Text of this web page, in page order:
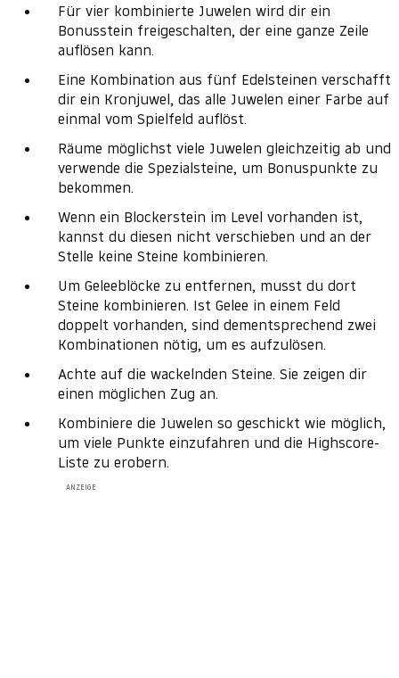
Für vier kombinierte Juwelen wird dir ein
Bonusstein freigeschalten, der eine ganze Zeile
auflösen kann.
Eine Kombination aus fünf Edelsteinen verschafft
dir ein Kronjuwel, das alle Juwelen einer Farbe auf
einmal vom Spielfeld auflöst.
Räume möglichst viele Juwelen gleichzeitig ab und
verwende die Spezialsteine, um Bonuspunkte zu
bekommen.
Wenn ein Blockerstein im Level vorhanden ist,
kannst du diesen nicht verschieben und an der
Stelle keine Steine kombinieren.
Um Geleeblöcke zu entfernen, musst du dort
Steine kombinieren. Ist Gelee in einem Feld
doppelt vorhanden, sind dementsprechend zwei
Kombinationen nötig, um es aufzulösen.
Achte auf die wackelnden Steine. Sie zeigen dir
einen möglichen Zug an.
Kombiniere die Juwelen so geschickt wie möglich,
um viele Punkte einzufahren und die Highscore-
Liste zu erobern.
ANZEIGE